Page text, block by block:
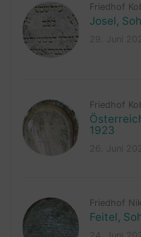
Friedhof
Josel,
Friedhof
1923
Friedhof
Feitel,